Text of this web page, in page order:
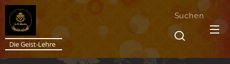
Die Geist-Lehre
Suchen